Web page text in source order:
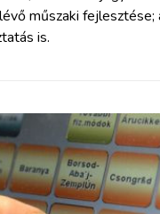
műszaki fejlesztése;
is.